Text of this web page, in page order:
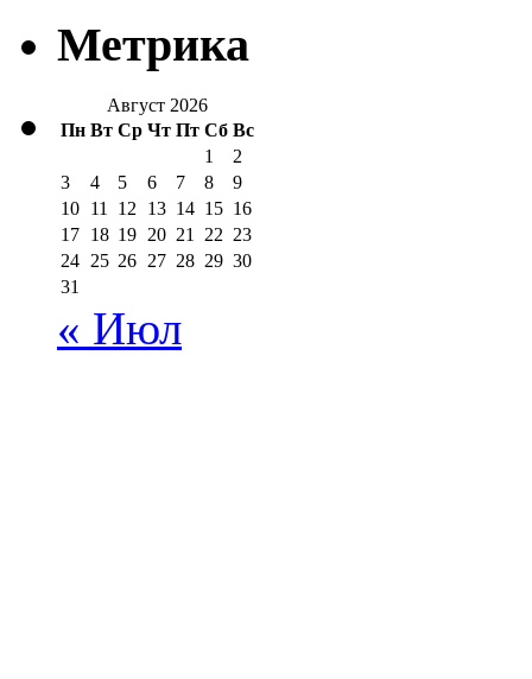
Метрика
Август 2026
Пн Вт Ср Чт Пт Сб Вс
1
2
3
4 5 6 7 8
9
10 11 12 13 14 15 16
17 18 19 20 21 22 23
24 25 26 27 28 29 30
31
« Июл